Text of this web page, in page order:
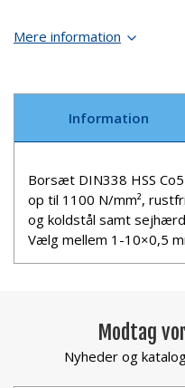
Mere information
Information
Borsæt DIN338 HSS
op til 1100 N/mm²,
og koldstål samt
Vælg mellem 1-10×0,5
Modtag
Nyheder og